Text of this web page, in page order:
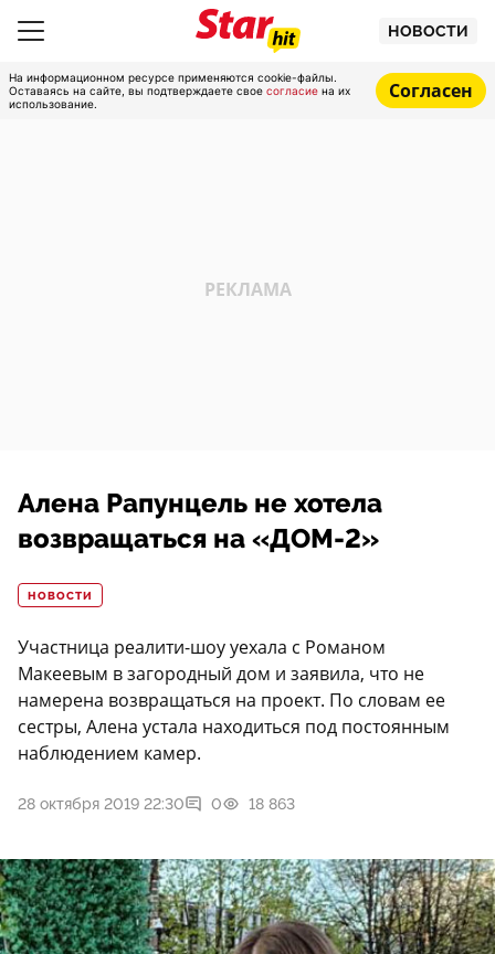
НОВОСТИ
На информационном ресурсе применяются cookie-файлы.
Оставаясь на сайте, вы подтверждаете свое согласие на их
использование.
Согласен
Алена Рапунцель не хотела
возвращаться на «ДОМ-2»
НОВОСТИ
Участница реалити-шоу уехала с Романом
Макеевым в загородный дом и заявила, что не
намерена возвращаться на проект. По словам ее
сестры, Алена устала находиться под постоянным
наблюдением камер.
28 октября 2019 22:30 0 18 863